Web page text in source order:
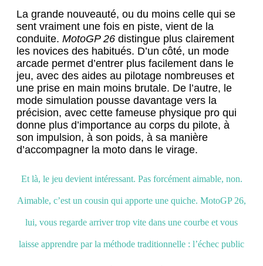
La grande nouveauté, ou du moins celle qui se
sent vraiment une fois en piste, vient de la
conduite. MotoGP 26distingue plus clairement
les novices des habitués. D’un côté, un mode
arcade permet d’entrer plus facilement dans le
jeu, avec des aides au pilotage nombreuses et
une prise en main moins brutale. De l’autre, le
mode simulation pousse davantage vers la
précision, avec cette fameuse physique pro qui
donne plus d’importance au corps du pilote, à
son impulsion, à son poids, à sa manière
d’accompagner la moto dans le virage.
Et là, le jeu devient intéressant. Pas forcément aimable, non.
Aimable, c’est un cousin qui apporte une quiche. MotoGP 26,
lui, vous regarde arriver trop vite dans une courbe et vous
laisse apprendre par la méthode traditionnelle : l’échec public